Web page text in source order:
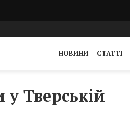
НОВИНИ СТАТТІ
у Тверській